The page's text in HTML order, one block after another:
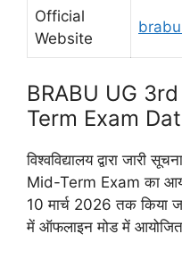
Official
Website
BRABU UG
Term Exam
विश्वविद्यालय द्वारा
Mid-Term Exam का
10 मार्च 2026 तक किया
में ऑफलाइन मोड में आयोजित